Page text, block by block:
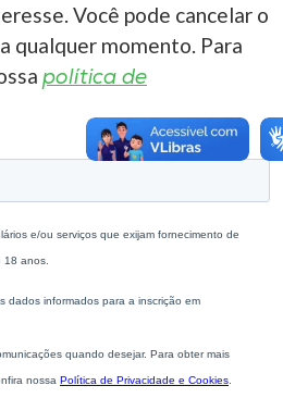
Você pode cancelar o
qualquer momento. Para
política de